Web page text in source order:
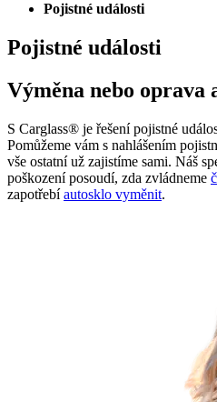
Pojistné události
Pojistné události
Výměna nebo oprava
S Carglass® je řešení pojistné
Pomůžeme vám s nahlášením
vše ostatní už zajistíme sami. Náš
poškození posoudí, zda zvládneme
zapotřebíautosklo vyměnit.